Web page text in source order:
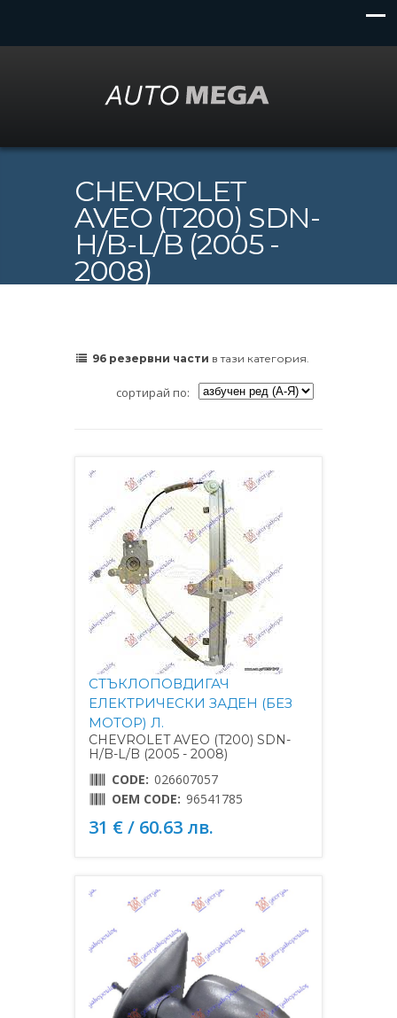
CHEVROLET
AVEO (T200) SDN-
H/B-L/B (2005 -
2008)
96 резервни части в тази категория.
сортирай по:
СТЪКЛОПОВДИГАЧ
ЕЛЕКТРИЧЕСКИ ЗАДЕН (БЕЗ
МОТОР) Л.
CHEVROLET AVEO (T200) SDN-
H/B-L/B (2005 - 2008)
CODE: 026607057
OEM CODE: 96541785
31 € / 60.63 лв.